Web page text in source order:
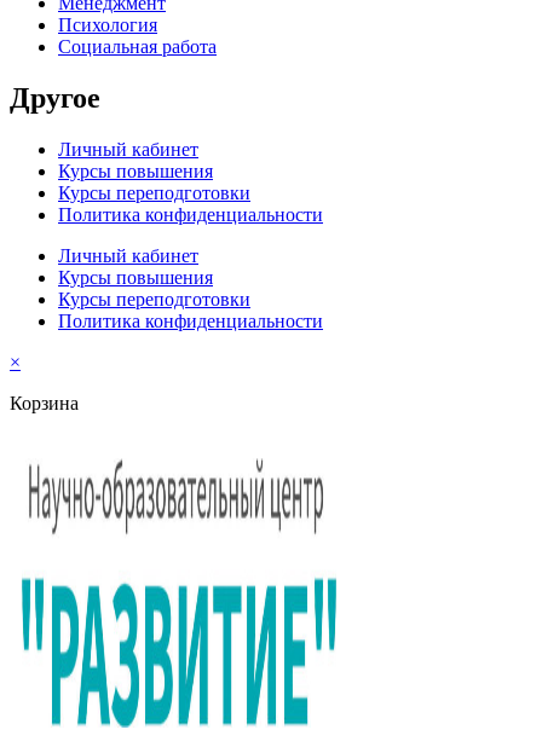
Психология
Социальная работа
Другое
Личный кабинет
Курсы повышения
Курсы переподготовки
Политика конфиденциальности
Личный кабинет
Курсы повышения
Курсы переподготовки
Политика конфиденциальности
×
Корзина